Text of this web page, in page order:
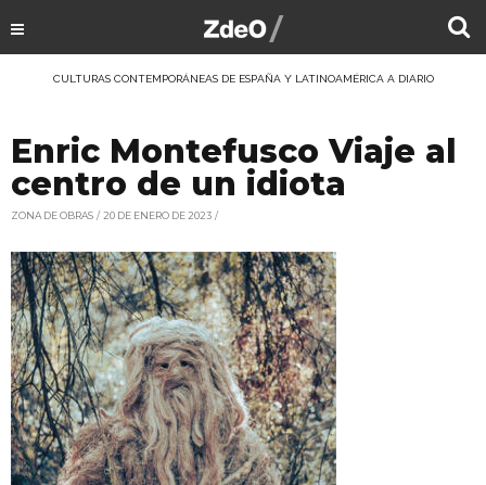
CULTURAS CONTEMPORÁNEAS DE ESPAÑA Y LATINOAMÉRICA A DIARIO
Enric Montefusco Viaje al
centro de un idiota
ZONA DE OBRAS 20 DE ENERO DE 2023